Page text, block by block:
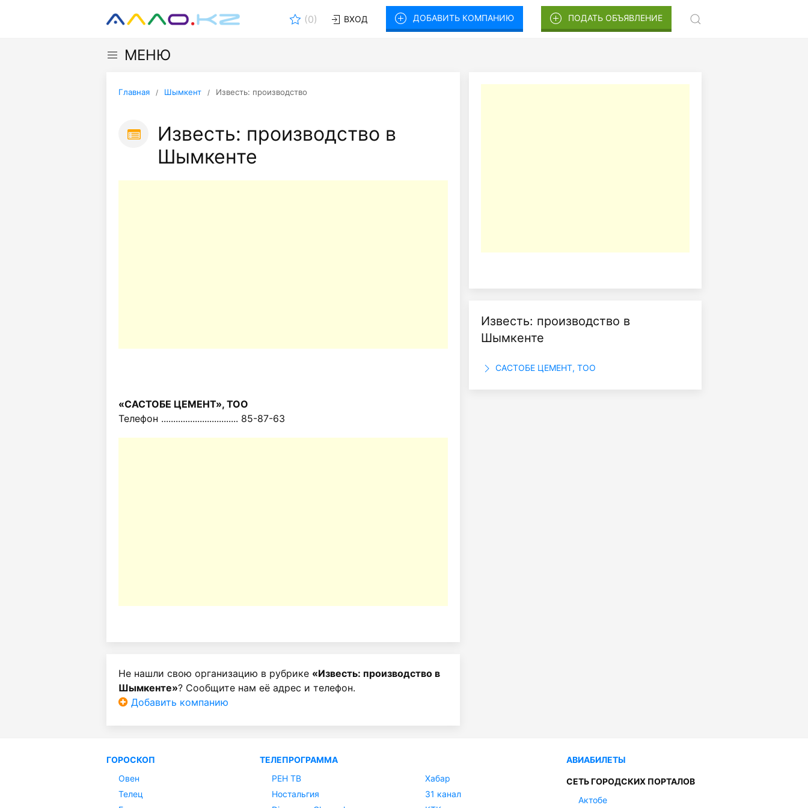
(0) ВХОД ДОБАВИТЬ КОМПАНИЮ ПОДАТЬ ОБЪЯВЛЕНИЕ
МЕНЮ
Главная Шымкент Известь: производство
Известь: производство в
Шымкенте
«САСТОБЕ ЦЕМЕНТ», ТОО
Телефон ................................ 85-87-63
Не нашли свою организацию в рубрике «Известь: производство в
Шымкенте»? Сообщите нам её адрес и телефон.
Добавить компанию
Известь: производство в
Шымкенте
САСТОБЕ ЦЕМЕНТ, ТОО
ГОРОСКОП
Овен
Телец
ТЕЛЕПРОГРАММА
РЕН ТВ
Ностальгия
Хабар
31 канал
АВИАБИЛЕТЫ
СЕТЬ ГОРОДСКИХ ПОРТАЛОВ
Актобе